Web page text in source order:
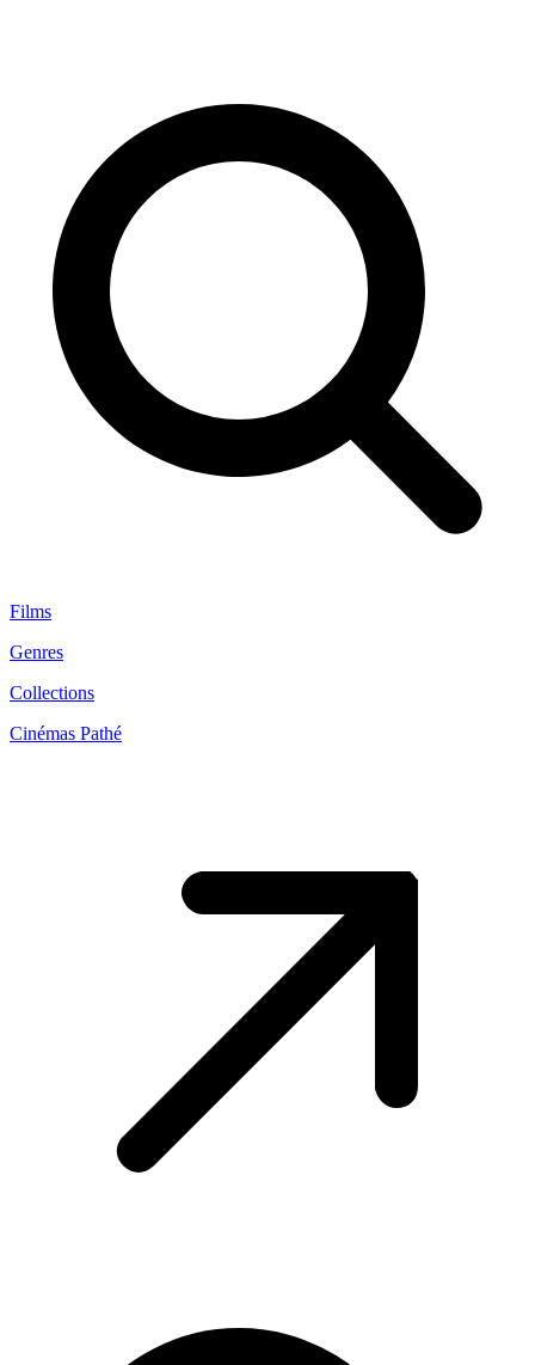
Films
Genres
Collections
Cinémas Pathé